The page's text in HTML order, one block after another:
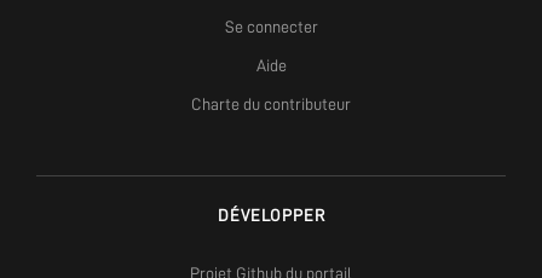
Se connecter
Aide
Charte du contributeur
DÉVELOPPER
Projet Github du portail